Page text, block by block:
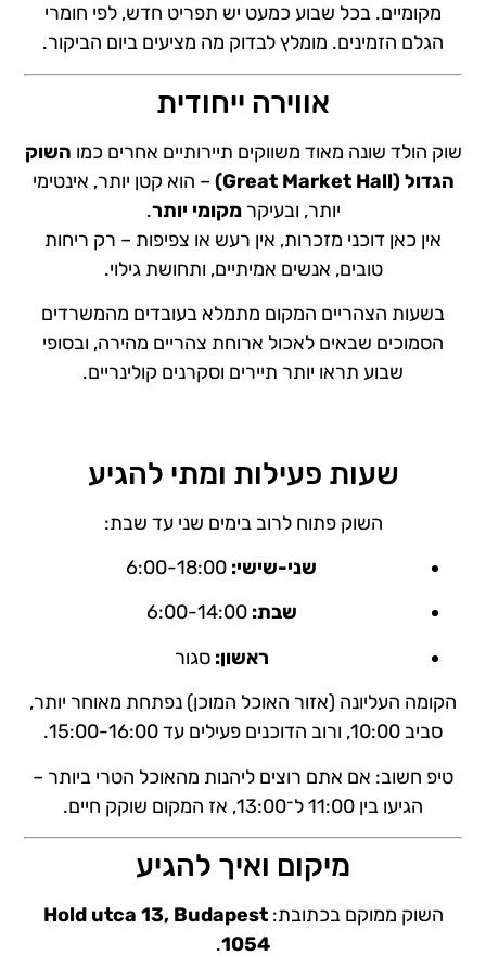
מקומיים. בכל שבוע כמעט יש תפריט חדש, לפי חומרי
הגלם הזמינים. מומלץ לבדוק מה מציעים ביום הביקור.
אווירה ייחודית
שוק הולד שונה מאוד משווקים תיירותיים אחרים כמו השוק
הגדול (Great Market Hall)
– הוא קטן יותר, אינטימי
יותר, ובעיקרמקומי יותר.
אין כאן דוכני מזכרות, אין רעש או צפיפות – רק ריחות
טובים, אנשים אמיתיים, ותחושת גילוי.
בשעות הצהריים המקום מתמלא בעובדים מהמשרדים
הסמוכים שבאים לאכול ארוחת צהריים מהירה, ובסופי
שבוע תראו יותר תיירים וסקרנים קולינריים.
שעות פעילות ומתי להגיע
השוק פתוח לרוב בימים שני עד שבת:
שני-שישי:
שבת: 6:00-14:00
ראשון: סגור
הקומה העליונה (אזור האוכל המוכן) נפתחת מאוחר יותר,
סביב 10:00, ורוב הדוכנים פעילים עד 15:00-16:00.
טיפ חשוב: אם אתם רוצים ליהנות מהאוכל הטרי ביותר –
הגיעו בין 11:00 ל־13:00, אז המקום שוקק חיים.
מיקום ואיך להגיע
השוק ממוקם בכתובת:Hold utca 13, Budapest
1054
.